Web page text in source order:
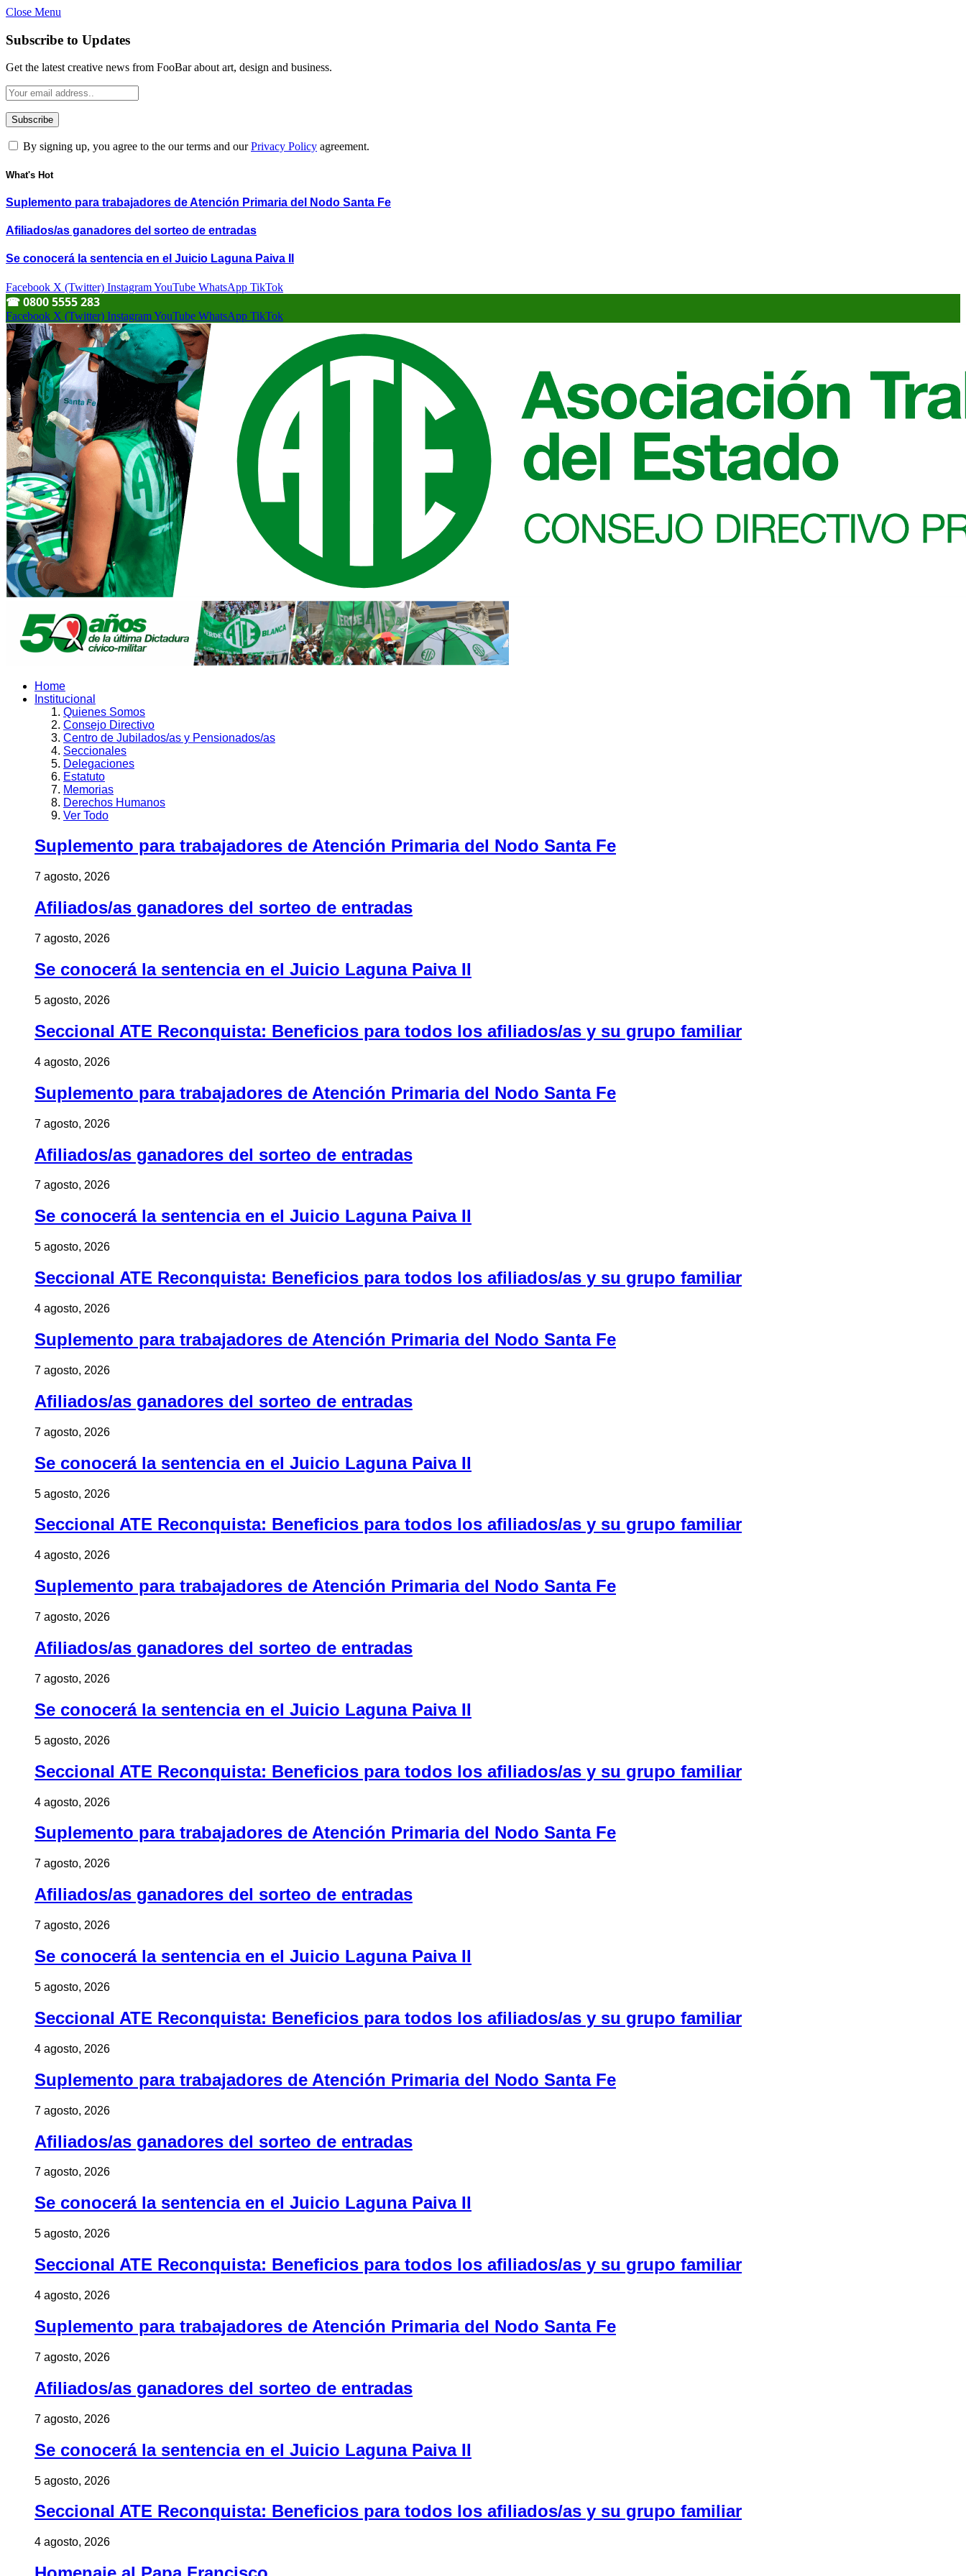
Close Menu
Subscribe to Updates
Get the latest creative news from FooBar about art, design and business.
By signing up, you agree to the our terms and ourPrivacy Policy agreement.
What's Hot
Suplemento para trabajadores de Atención Primaria del Nodo Santa Fe
Afiliados/as ganadores del sorteo de entradas
Se conocerá la sentencia en el Juicio Laguna Paiva II
Facebook X (Twitter) InstagramYouTube WhatsApp TikTok
☎︎ 0800 5555 283
Facebook X (Twitter) InstagramYouTube WhatsApp TikTok
Home
Institucional
Quienes Somos
Consejo Directivo
Centro de Jubilados/as y Pensionados/as
Seccionales
Delegaciones
Estatuto
Memorias
Derechos Humanos
Ver Todo
Suplemento para trabajadores de Atención Primaria del Nodo Santa Fe
7 agosto, 2026
Afiliados/as ganadores del sorteo de entradas
7 agosto, 2026
Se conocerá la sentencia en el Juicio Laguna Paiva II
5 agosto, 2026
Seccional ATE Reconquista: Beneficios para todos los afiliados/as y su grupo familiar
4 agosto, 2026
Suplemento para trabajadores de Atención Primaria del Nodo Santa Fe
7 agosto, 2026
Afiliados/as ganadores del sorteo de entradas
7 agosto, 2026
Se conocerá la sentencia en el Juicio Laguna Paiva II
5 agosto, 2026
Seccional ATE Reconquista: Beneficios para todos los afiliados/as y su grupo familiar
4 agosto, 2026
Suplemento para trabajadores de Atención Primaria del Nodo Santa Fe
7 agosto, 2026
Afiliados/as ganadores del sorteo de entradas
7 agosto, 2026
Se conocerá la sentencia en el Juicio Laguna Paiva II
5 agosto, 2026
Seccional ATE Reconquista: Beneficios para todos los afiliados/as y su grupo familiar
4 agosto, 2026
Suplemento para trabajadores de Atención Primaria del Nodo Santa Fe
7 agosto, 2026
Afiliados/as ganadores del sorteo de entradas
7 agosto, 2026
Se conocerá la sentencia en el Juicio Laguna Paiva II
5 agosto, 2026
Seccional ATE Reconquista: Beneficios para todos los afiliados/as y su grupo familiar
4 agosto, 2026
Suplemento para trabajadores de Atención Primaria del Nodo Santa Fe
7 agosto, 2026
Afiliados/as ganadores del sorteo de entradas
7 agosto, 2026
Se conocerá la sentencia en el Juicio Laguna Paiva II
5 agosto, 2026
Seccional ATE Reconquista: Beneficios para todos los afiliados/as y su grupo familiar
4 agosto, 2026
Suplemento para trabajadores de Atención Primaria del Nodo Santa Fe
7 agosto, 2026
Afiliados/as ganadores del sorteo de entradas
7 agosto, 2026
Se conocerá la sentencia en el Juicio Laguna Paiva II
5 agosto, 2026
Seccional ATE Reconquista: Beneficios para todos los afiliados/as y su grupo familiar
4 agosto, 2026
Suplemento para trabajadores de Atención Primaria del Nodo Santa Fe
7 agosto, 2026
Afiliados/as ganadores del sorteo de entradas
7 agosto, 2026
Se conocerá la sentencia en el Juicio Laguna Paiva II
5 agosto, 2026
Seccional ATE Reconquista: Beneficios para todos los afiliados/as y su grupo familiar
4 agosto, 2026